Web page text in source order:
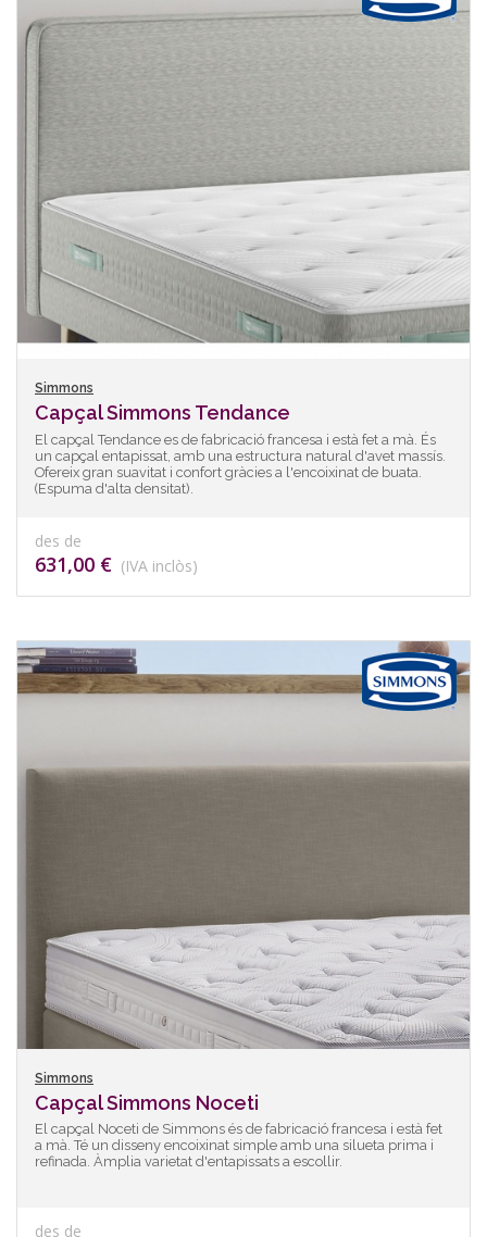
Simmons
Capçal Simmons Tendance
El capçal Tendance es de fabricació francesa i està fet a mà. És
un capçal entapissat, amb una estructura natural d'avet massís.
Ofereix gran suavitat i confort gràcies a l'encoixinat de buata.
(Espuma d'alta densitat).
des de
631,00 € (IVA inclòs)
Simmons
Capçal Simmons Noceti
El capçal Noceti de Simmons és de fabricació francesa i està fet
a mà. Té un disseny encoixinat simple amb una silueta prima i
refinada. Àmplia varietat d'entapissats a escollir.
des de